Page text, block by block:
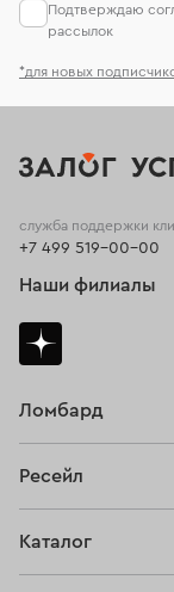
*для новых
Подтверждаю
рассылок
Ломбард
Тарифы
Ресейл
Каталог
служба поддержки
+7 499 519-00-00
Наши филиалы